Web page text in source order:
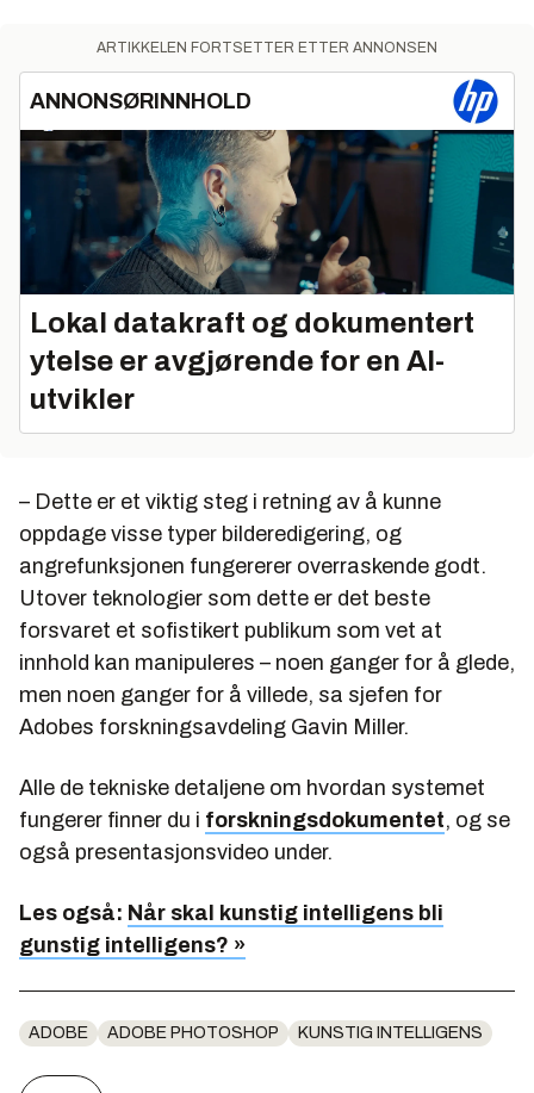
ARTIKKELEN FORTSETTER ETTER ANNONSEN
ANNONSØRINNHOLD
Lokal datakraft og dokumentert
ytelse er avgjørende for en AI-
utvikler
– Dette er et viktig steg i retning av å kunne
oppdage visse typer bilderedigering, og
angrefunksjonen fungererer overraskende godt.
Utover teknologier som dette er det beste
forsvaret et sofistikert publikum som vet at
innhold kan manipuleres – noen ganger for å glede,
men noen ganger for å villede, sa sjefen for
Adobes forskningsavdeling Gavin Miller.
Alle de tekniske detaljene om hvordan systemet
fungerer finner du i forskningsdokumentet, og se
også presentasjonsvideo under.
Les også: Når skal kunstig intelligens bli
gunstig intelligens? »
ADOBE ADOBE PHOTOSHOP KUNSTIG INTELLIGENS